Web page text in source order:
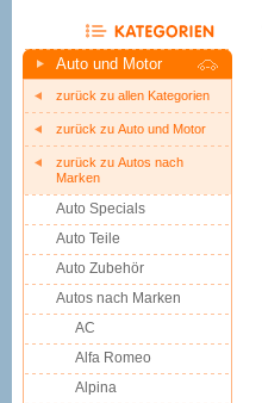
Auto und Motor
zurück zu allen Kategorien
zurück zu Auto und Motor
zurück zu Autos nach
Marken
Auto Specials
Auto Teile
Auto Zubehör
Autos nach Marken
AC
Alfa Romeo
Alpina